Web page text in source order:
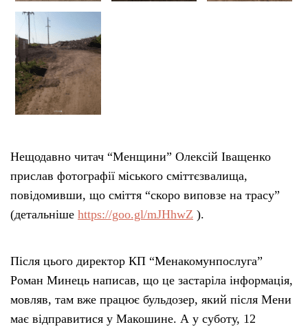
Нещодавно читач “Менщини” Олексій Іващенко
прислав фотографії міського сміттєзвалища,
повідомивши, що сміття “скоро виповзе на трасу”
(детальніше https://goo.gl/mJHhwZ ).
Після цього директор КП “Менакомунпослуга”
Роман Минець написав, що це застаріла інформація,
мовляв, там вже працює бульдозер, який після Мени
має відправитися у Макошине. А у суботу, 12